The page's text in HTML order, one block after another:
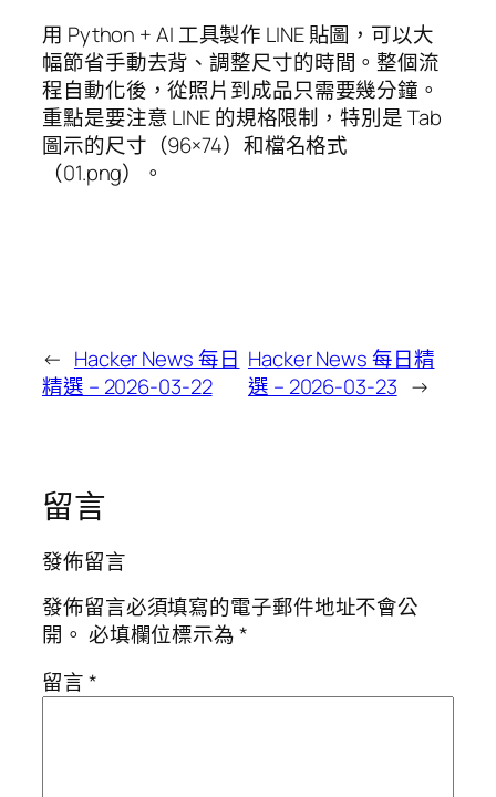
用 Python + AI 工具製作 LINE 貼圖，可以大
幅節省手動去背、調整尺寸的時間。整個流
程自動化後，從照片到成品只需要幾分鐘。
重點是要注意 LINE 的規格限制，特別是 Tab
圖示的尺寸（96×74）和檔名格式
（01.png）。
← Hacker News 每日
精選 – 2026-03-22
Hacker News 每日精
選 – 2026-03-23 →
留言
發佈留言
發佈留言必須填寫的電子郵件地址不會公
開。 必填欄位標示為*
留言*